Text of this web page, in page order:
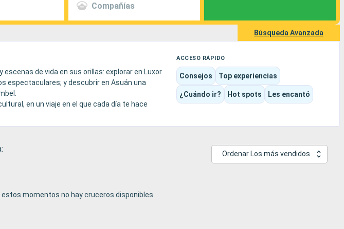
Compañías
Búsqueda Avanzada
de vida en sus orillas: explorar en Luxor
espectaculares; y descubrir en Asuán una
en un viaje en el que cada día te hace
ACCESO RÁPIDO
Consejos Top experiencias
¿Cuándo ir? Hot spots Les encantó
Ordenar Los más vendidos
estos momentos no hay cruceros disponibles.